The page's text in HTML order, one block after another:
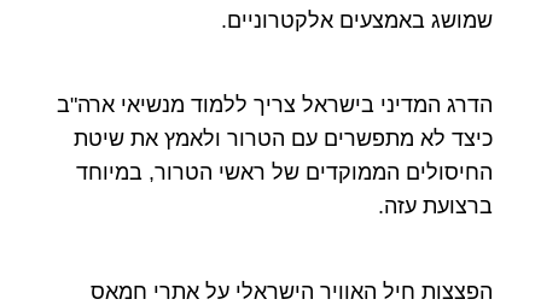
שמושג באמצעים אלקטרוניים.
הדרג המדיני בישראל צריך ללמוד מנשיאי ארה"ב
כיצד לא מתפשרים עם הטרור ולאמץ את שיטת
החיסולים הממוקדים של ראשי הטרור, במיוחד
ברצועת עזה.
הפצצות חיל האוויר הישראלי על אתרי חמאס